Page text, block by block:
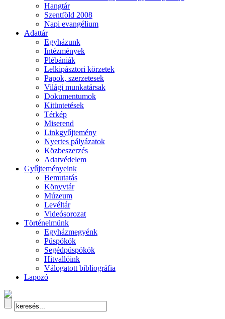
Hangtár
Szentföld 2008
Napi evangélium
Adattár
Egyházunk
Intézmények
Plébániák
Lelkipásztori körzetek
Papok, szerzetesek
Világi munkatársak
Dokumentumok
Kitüntetések
Térkép
Miserend
Linkgyűjtemény
Nyertes pályázatok
Közbeszerzés
Adatvédelem
Gyűjteményeink
Bemutatás
Könyvtár
Múzeum
Levéltár
Videósorozat
Történelmünk
Egyházmegyénk
Püspökök
Segédpüspökök
Hitvallóink
Válogatott bibliográfia
Lapozó